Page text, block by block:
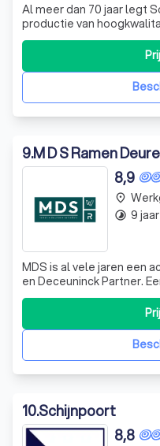
Al meer dan 70 jaar legt
productie van
zijn we officieel
voor al uw ramen en
glaswerken, sectionale
9.M D S Ramen
8,9
MDS is al vele jaren een
en Deceuninck Partner.
geniet van steeds meer
naar een vakkundig
een complete service op
ramen en deuren.
place
timelapse 9
10.Schijnpoort
8,8